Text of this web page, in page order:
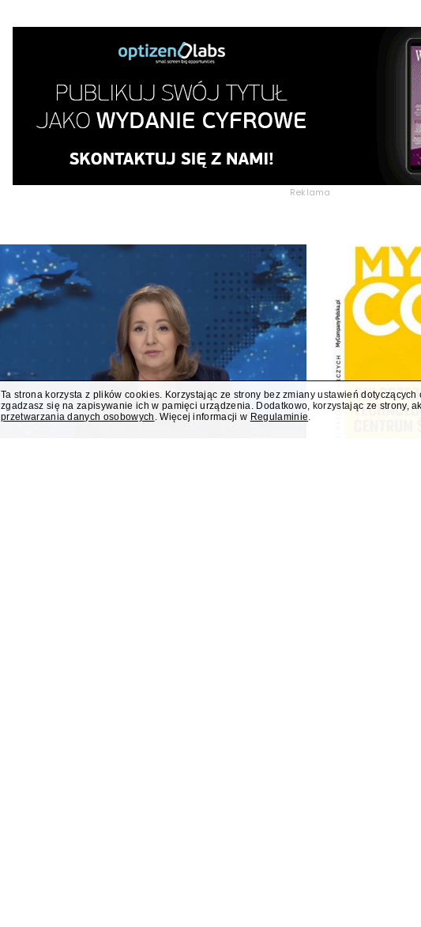
Reklama
Ta strona korzysta z plików cookies. Korzystając ze strony bez zmiany ustawień
zgadzasz się na zapisywanie ich w pamięci urządzenia. Dodatkowo, korzystając ze strony,
przetwarzania danych osobowych . Więcej informacji w Regulaminie.